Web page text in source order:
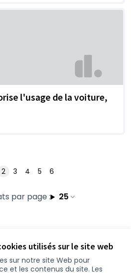
utilisés sur le site web
sur notre site Web pour
et les contenus du site. Les
l'usage de la voiture,
par page : 25
2 3 4 5 6